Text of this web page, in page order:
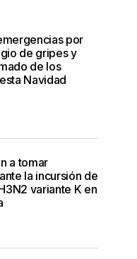
por
de gripes y
de los
Navidad
a tomar
la incursión de
variante K en